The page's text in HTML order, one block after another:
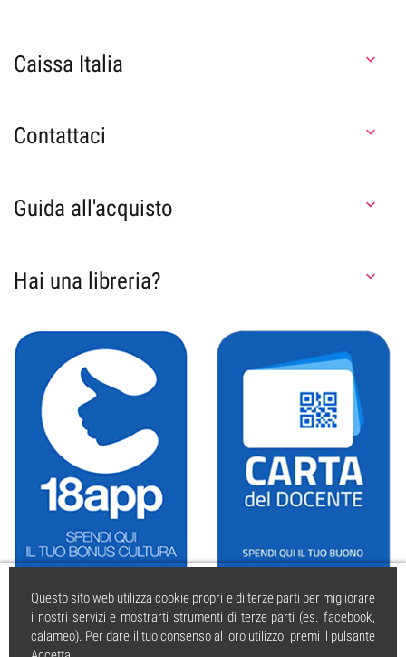
Questo sito web utilizza cookie propri e di terze parti per migliorare
i nostri servizi e mostrarti strumenti di terze parti (es. facebook,
calameo). Per dare il tuo consenso al loro utilizzo, premi il pulsante
Caissa Italia 
Contattaci 
Guida all'acquisto 
Hai una libreria? 